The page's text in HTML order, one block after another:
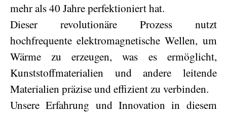
mehr als 40 Jahre perfektioniert hat.
Dieser revolutionäre Prozess nutzt
hochfrequente elektromagnetische Wellen, um
Wärme zu erzeugen, was es ermöglicht,
Kunststoffmaterialien und andere leitende
Materialien präzise und effizient zu verbinden.
Unsere Erfahrung und Innovation in diesem